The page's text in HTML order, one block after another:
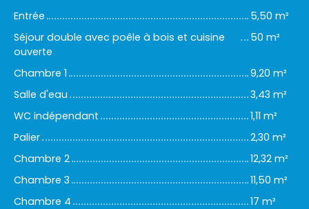
Entrée
5,50 m²
Séjour double avec poêle à bois et cuisine
ouverte
50 m²
Chambre 1
9,20 m²
Salle d'eau
3,43 m²
WC indépendant
1,11 m²
Palier
2,30 m²
Chambre 2
12,32 m²
Chambre 3
11,50 m²
Chambre 4
17 m²